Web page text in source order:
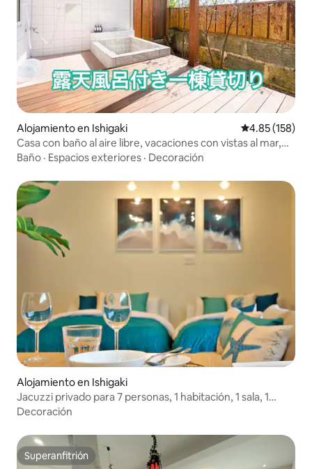
Alojamiento en Ishigaki Calificación
4.85 (158)
Casa con baño al aire libre, vacaciones con vistas al mar,
cielo estrellado por la noche, estacionamiento gratuito
Baño · Espacios exteriores · Decoración
Alojamiento en Ishigaki
Jacuzzi privado para 7 personas, 1 habitación, 1 sala, 1
cocina, 1 baño, Wi-Fi, 30 minutos al aeropuerto, lavandería
Decoración
Superanfitrión
Superanfitrión